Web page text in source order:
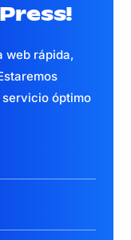
web rápida,
óptimo